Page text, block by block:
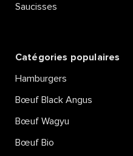
Saucisses
Catégories populaires
Hamburgers
Bœuf Black Angus
Bœuf Wagyu
Bœuf Bio